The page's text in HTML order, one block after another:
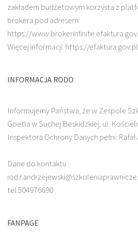
zakładem budżetowym korzysta z
brokera pod adresem:
https://
Więcej informacji: https://efaktura.gov.pl
INFORMACJA RODO
Informujemy Państwa, że w Zespole
Goetla w Suchej Beskidzkiej, ul.
Inspektora Ochrony Danych pełni:
Dane do kontaktu :
tel:504976690
FANPAGE